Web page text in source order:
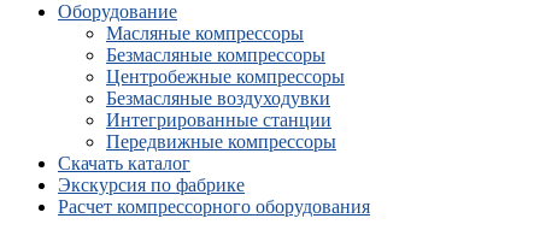
Оборудование
Масляные компрессоры
Безмасляные компрессоры
Центробежные компрессоры
Безмасляные воздуходувки
Интегрированные станции
Передвижные компрессоры
Скачать каталог
Экскурсия по фабрике
Расчет компрессорного оборудования